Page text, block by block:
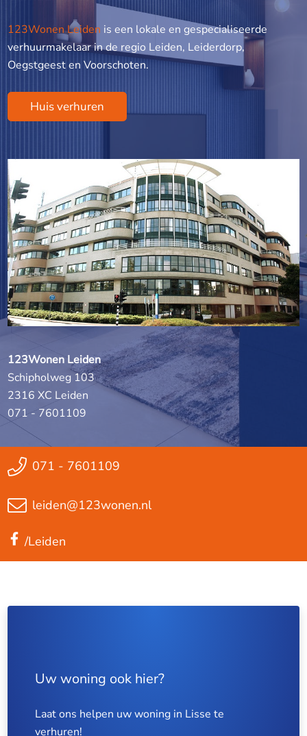
123Wonen Leiden is een lokale en gespecialiseerde
verhuurmakelaar in de regio Leiden, Leiderdorp,
Oegstgeest en Voorschoten.
Huis verhuren
123Wonen Leiden
Schipholweg 103
2316 XC Leiden
071 - 7601109
071 - 7601109
leiden@123wonen.nl
/Leiden
Uw woning ook hier?
Laat ons helpen uw woning in Lisse te
verhuren!